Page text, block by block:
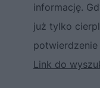
informację.
już tylko
Link do